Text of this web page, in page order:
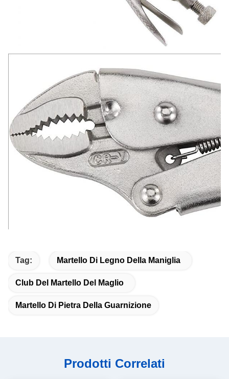
Tag: Martello Di Legno Della Maniglia
Club Del Martello Del Maglio
Martello Di Pietra Della Guarnizione
Prodotti Correlati